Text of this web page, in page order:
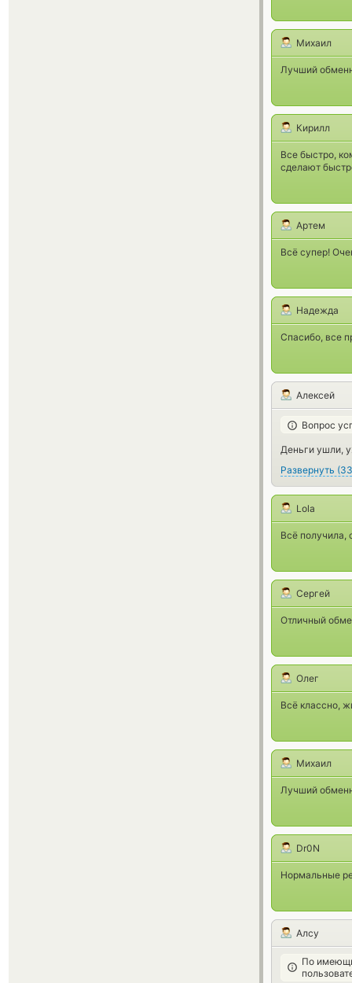
Михаил
Лучший
Кирилл
Все быстро,
сделают
Артем
Всё супер!
Надежда
Спасибо, все
Алексей
Вопрос
Деньги ушли,
Развернуть (33
Lola
Всё получила,
Сергей
Отличный
Олег
Всё классно,
Михаил
Лучший
Dr0N
Нормальные
Алсу
По